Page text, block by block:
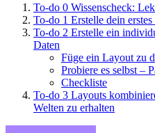
To-do 0 Wissenscheck:
To-do 1 Erstelle dein
To-do 2 Erstelle ein
Daten
Füge ein Layout zu
Probiere es selbst –
Checkliste
To-do 3 Layouts
Welten zu erhalten